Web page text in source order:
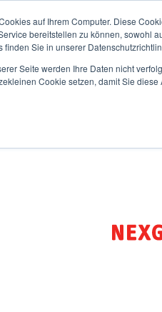
auf Ihrem Computer. Diese
bereitstellen zu können, sowohl
finden Sie in unserer
Seite werden Ihre Daten nicht
Cookie setzen, damit Sie